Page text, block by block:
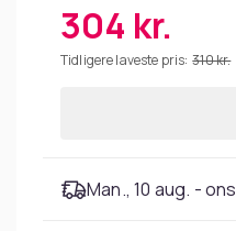
304 kr.
Tidligere laveste pris: 310 kr.
Man., 10 aug. -